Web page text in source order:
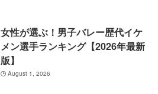
女性が選ぶ！男子バレー歴代イケ
メン選手ランキング【2026年最新
版】
August 1, 2026